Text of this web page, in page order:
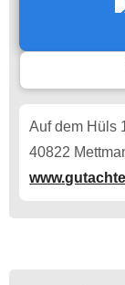
Auf dem Hüls
40822